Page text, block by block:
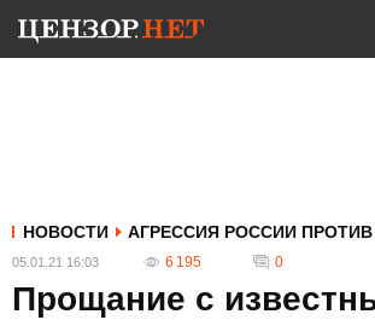
НОВОСТИ АГРЕССИЯ РОССИИ
05.01.21 16:03 6 195 0
Прощание с